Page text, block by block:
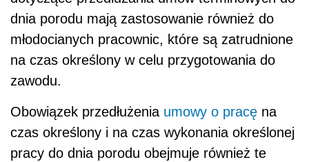
dnia porodu mają zastosowanie również do
młodocianych pracownic, które są zatrudnione
na czas określony w celu przygotowania do
zawodu.
Obowiązek przedłużenia umowy o pracę na
czas określony i na czas wykonania określonej
pracy do dnia porodu obejmuje również te